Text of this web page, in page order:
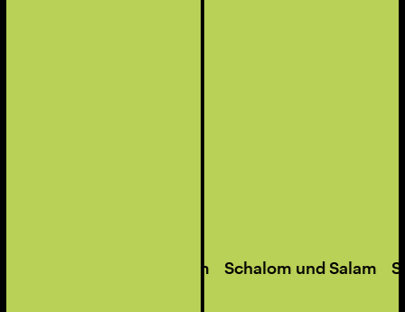
Schalom und Salam Schalom